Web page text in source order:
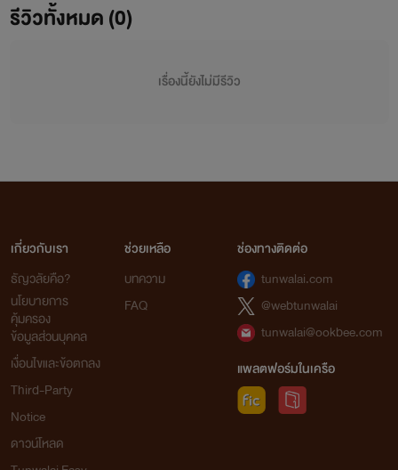
เผยแพร่อย่างเป็นทางการโดย OokbeeU และ China Literature
เจ้าของลิขสิทธิ์ต้นฉบับ China Literature
จากใจเก๋อเก๋อ
นิยายทุกเรื่องที่อยู่ในโปรเจกต์หอหมื่นอักษรเราเป็นนิยายที่เก๋อเก๋อพยายามพิถีพิถันคัดเลือก
ให้นายท่านได้รับความเพลิดเพลินอย่างถึงที่สุด
เก๋อเก๋อหวังเป็นอย่างยิ่งว่านิยายของเราจะเติมเต็มความปรารถนาของนายท่านทุกๆ คนได้
อย่างพึงพอใจ และเชื่อมั่นว่านายท่านจะสนับสนุนนิยายของเราอย่างถูกลิขสิทธิ์ เพื่อเป็นกำลังใจใน
การคัดสรรนิยายเรื่องอื่นๆ ของเราต่อไปในอนาคต
สามารถเข้ามาแจ้งกับเราได้ในทุกช่องทางการติดต่อ
รีวิวทั้งหมด (0)
เรื่องนี้ยังไม่มีรีวิว
เกี่ยวกับเรา
ธัญวลัยคือ?
นโยบายการ
คุ้มครอง
ข้อมูลส่วนบุคคล
เงื่อนไขและข้อตกลง
Third-Party
Notice
ดาวน์โหลด
ช่วยเหลือ
บทความ
FAQ
ช่องทางติดต่อ
tunwalai.com
@webtunwalai
tunwalai@ookbee.com
แพลตฟอร์มในเครือ